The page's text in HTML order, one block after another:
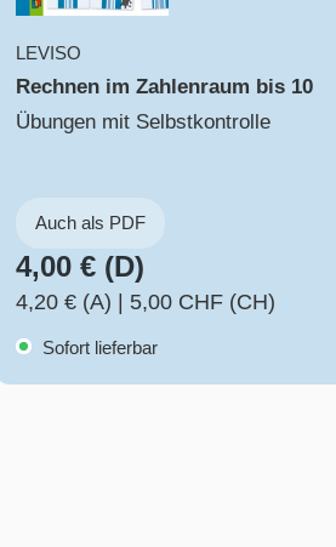
LEVISO
Rechnen im Zahlenraum bis 10
Übungen mit Selbstkontrolle
Auch als PDF
4,00 € (D)
4,20 € (A) 5,00 CHF (CH)
Sofort lieferbar